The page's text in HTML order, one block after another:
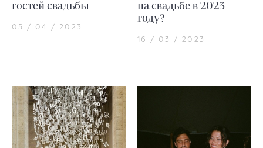
гостей свадьбы
05 / 04 / 2023
на свадьбе в 2023
году?
16 / 03 / 2023